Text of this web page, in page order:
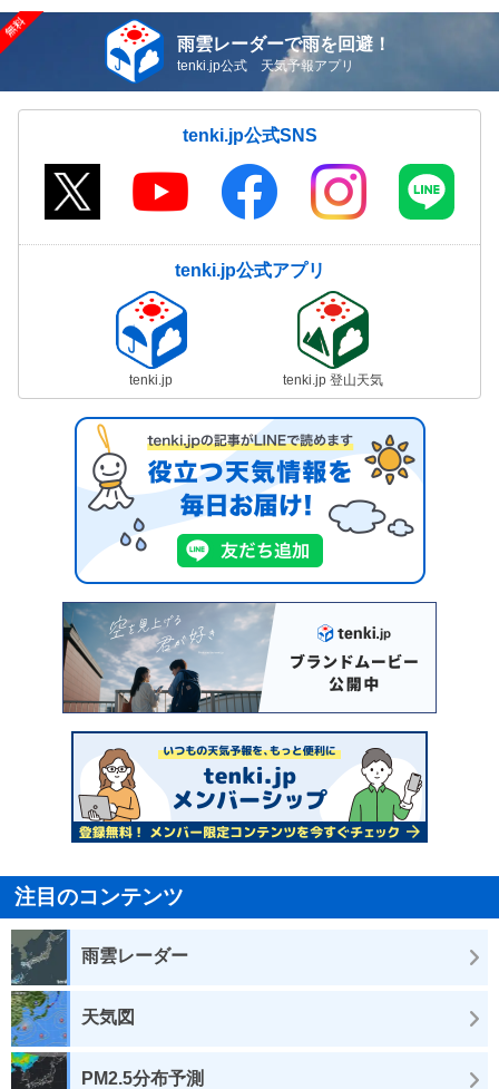
雨雲レーダーで雨を回避！
tenki.jp公式 天気予報アプリ
tenki.jp公式SNS
tenki.jp公式アプリ
tenki.jp tenki.jp 登山天気
注目のコンテンツ
雨雲レーダー
天気図
PM2.5分布予測